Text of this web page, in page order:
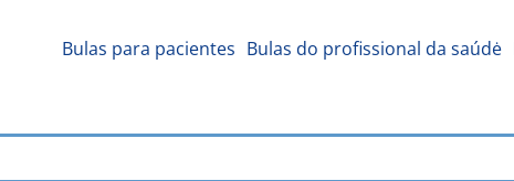
Bulas para pacientes Bulas do profissional da saúdė